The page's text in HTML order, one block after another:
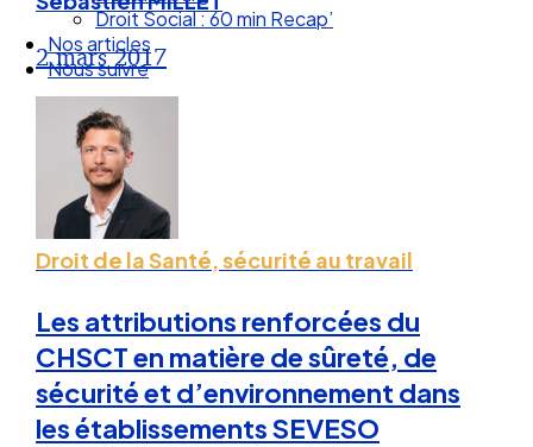
Droit Social : 60 min Recap’
Nos articles
Nous suivre
2 mars 2017
Droit de la Santé, sécurité au travail
Les attributions renforcées du
CHSCT en matière de sûreté, de
sécurité et d’environnement dans
les établissements SEVESO